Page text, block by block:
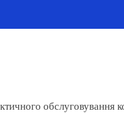
обслуговування